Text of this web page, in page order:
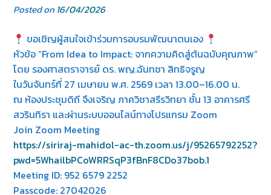
Posted on16/04/2026
ขอเชิญผู้สนใจเข้าร่วมการอบรมพัฒนาตนเอง
หัวข้อ “From Idea to Impact: จากความคิดสู่ต้นฉบับคุณภาพ”
โดย รองศาสตราจารย์ ดร. พญ.ฉันทชา สิทธิจรูญ
ในวันจันทร์ที่ 27 เมษายน พ.ศ. 2569 เวลา 13.00–16.00 น.
ณ ห้องประชุมดิถี จึงเจริญ ภาควิชาสรีรวิทยา ชั้น 13 อาคารศรี
สวรินทิรา และผ่านระบบออนไลน์ทางโปรแกรม Zoom
Join Zoom Meeting
https://siriraj-mahidol-ac-th.zoom.us/j/95265792252?
pwd=5WhailbPCoWRRSqP3fBnF8CDo37bob.1
Meeting ID: 952 6579 2252
Passcode: 27042026